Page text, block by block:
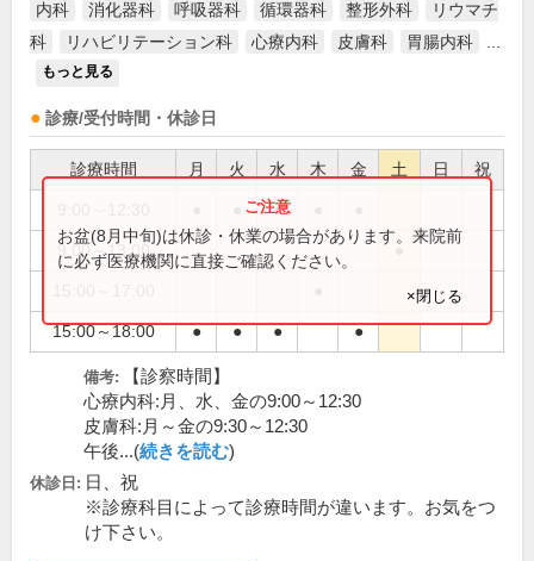
内科 消化器科 呼吸器科 循環器科 整形外科
リウマチ
科
リハビリテーション科 心療内科 皮膚科 胃腸内科
もっと見る
診療/受付時間・休診日
診療時間 月 火 水 木 金 土 日 祝
●
9:00～13:00 ●
15:00～18:00 ● ● ● ●
お盆(8月中旬)は休診・休業の場合があります。来院前
に必ず医療機関に直接ご確認ください。
×閉じる
備考:
【診察時間】
心療内科:月、水、金の9:00～12:30
皮膚科:月～金の9:30～12:30
午後...(続きを読む)
休診日: 日、祝
※診療科目によって診療時間が違います。お気をつ
け下さい。